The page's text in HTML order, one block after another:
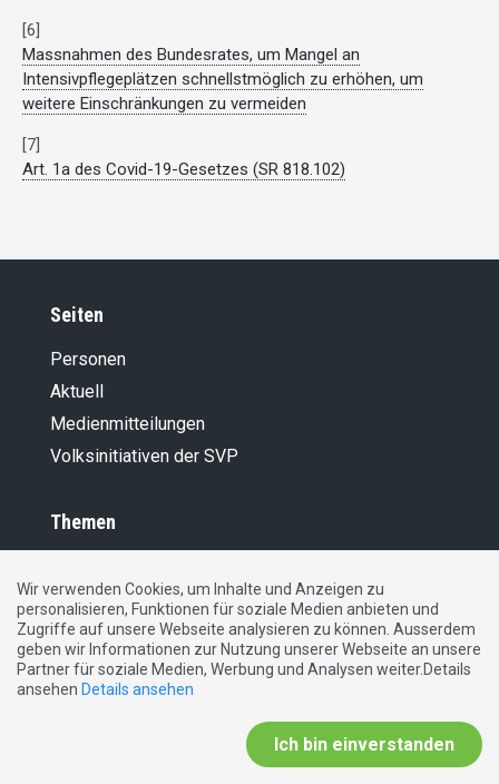
[6]
Massnahmen des Bundesrates, um Mangel an
Intensivpflegeplätzen schnellstmöglich zu erhöhen, um
weitere Einschränkungen zu vermeiden
[7]
Art. 1a des Covid-19-Gesetzes (SR 818.102)
Seiten
Personen
Aktuell
Medienmitteilungen
Volksinitiativen der SVP
Themen
Medien
Landwirt­schaft
Finanzen, Steuern, Abgaben
Umwelt
Wir verwenden Cookies, um Inhalte und Anzeigen zu
personalisieren, Funktionen für soziale Medien anbieten und
Zugriffe auf unsere Webseite analysieren zu können. Ausserdem
geben wir Informationen zur Nutzung unserer Webseite an unsere
Partner für soziale Medien, Werbung und Analysen weiter.Details
ansehen Details ansehen
Ich bin einverstanden